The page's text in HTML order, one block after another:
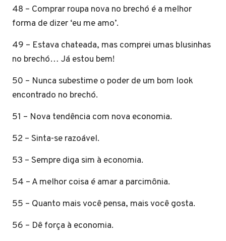
48 – Comprar roupa nova no brechó é a melhor
forma de dizer ‘eu me amo’.
49 – Estava chateada, mas comprei umas blusinhas
no brechó… Já estou bem!
50 – Nunca subestime o poder de um bom look
encontrado no brechó.
51 – Nova tendência com nova economia.
52 – Sinta-se razoável.
53 – Sempre diga sim à economia.
54 – A melhor coisa é amar a parcimônia.
55 – Quanto mais você pensa, mais você gosta.
56 – Dê força à economia.